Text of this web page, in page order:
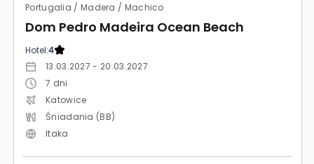
Portugalia / Madera / Machico
Dom Pedro Madeira Ocean Beach
Hotel:4
13.03.2027 - 20.03.2027
7 dni
Katowice
Śniadania (BB)
Itaka